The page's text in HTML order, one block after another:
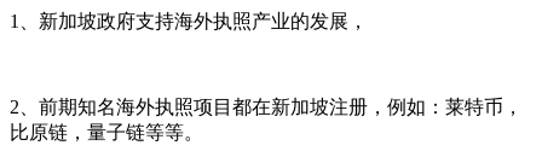
1、新加坡政府支持海外执照产业的发展，
2、前期知名海外执照项目都在新加坡注册，例如：莱特币，
比原链，量子链等等。